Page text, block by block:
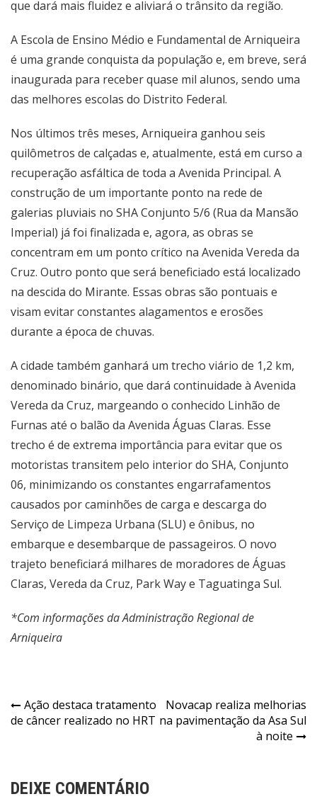
que dará mais fluidez e aliviará o trânsito da região.
A Escola de Ensino Médio e Fundamental de Arniqueira
é uma grande conquista da população e, em breve, será
inaugurada para receber quase mil alunos, sendo uma
das melhores escolas do Distrito Federal.
Nos últimos três meses, Arniqueira ganhou seis
quilômetros de calçadas e, atualmente, está em curso a
recuperação asfáltica de toda a Avenida Principal. A
construção de um importante ponto na rede de
galerias pluviais no SHA Conjunto 5/6 (Rua da Mansão
Imperial) já foi finalizada e, agora, as obras se
concentram em um ponto crítico na Avenida Vereda da
Cruz. Outro ponto que será beneficiado está localizado
na descida do Mirante. Essas obras são pontuais e
visam evitar constantes alagamentos e erosões
durante a época de chuvas.
A cidade também ganhará um trecho viário de 1,2 km,
denominado binário, que dará continuidade à Avenida
Vereda da Cruz, margeando o conhecido Linhão de
Furnas até o balão da Avenida Águas Claras. Esse
trecho é de extrema importância para evitar que os
motoristas transitem pelo interior do SHA, Conjunto
06, minimizando os constantes engarrafamentos
causados por caminhões de carga e descarga do
Serviço de Limpeza Urbana (SLU) e ônibus, no
embarque e desembarque de passageiros. O novo
trajeto beneficiará milhares de moradores de Águas
Claras, Vereda da Cruz, Park Way e Taguatinga Sul.
*Com informações da Administração Regional de
Arniqueira
Navegação
de
Ação destaca tratamento
de câncer realizado no HRT
Novacap realiza melhorias
na pavimentação da Asa Sul
à noite
DEIXE COMENTÁRIO